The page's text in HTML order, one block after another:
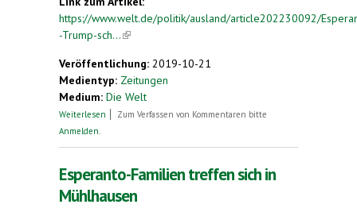
https://www.welt.de/politik/ausland/article202230092/
-Trump-sch...(link is external)
Veröffentlichung: 2019-10-21
Medientyp: Zeitungen
Medium: Die Welt
Weiterlesen über Trump schreibt Namen seines
Zum Verfassen von Kommentaren bitte
Anmelden
Esperanto-Familien treffen sich in
Mühlhausen